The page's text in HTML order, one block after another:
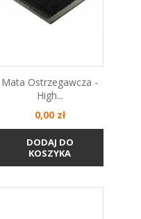
Mata Ostrzegawcza -
High...
Cena
0,00 zł
DODAJ DO
KOSZYKA